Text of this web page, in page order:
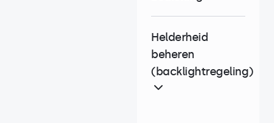
Helderheid
beheren
(backlightregeling)